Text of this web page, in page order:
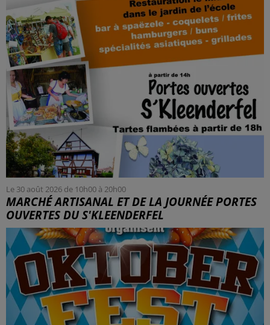
Le 30 août 2026 de 10h00 à 20h00
MARCHÉ ARTISANAL ET DE LA JOURNÉE PORTES
OUVERTES DU S'KLEENDERFEL